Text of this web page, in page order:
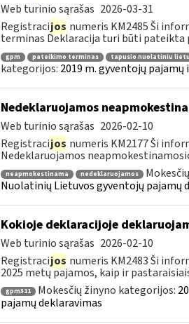
Web turinio sąrašas 2026-03-31
Registracijos numeris KM2485 Ši
terminas Deklaracija turi būti pateikta
gpm pateikimo terminas tapusio nuolatiniu
kategorijos: 2019 m. gyventojų
Nedeklaruojamos
Web turinio sąrašas 2026-02-10
Registracijos numeris KM2177 Ši
Nedeklaruojamos
neapmokestinama nedeklaruojamos
Nuolatinių Lietuvos gyventojų pajamų
Kokioje deklaracijoje
Web turinio sąrašas 2026-02-10
Registracijos numeris KM2483 Ši
2025 metų pajamos, kaip ir
gpm311 Mokesčių žinyno kategorijos:
pajamų deklaravimas